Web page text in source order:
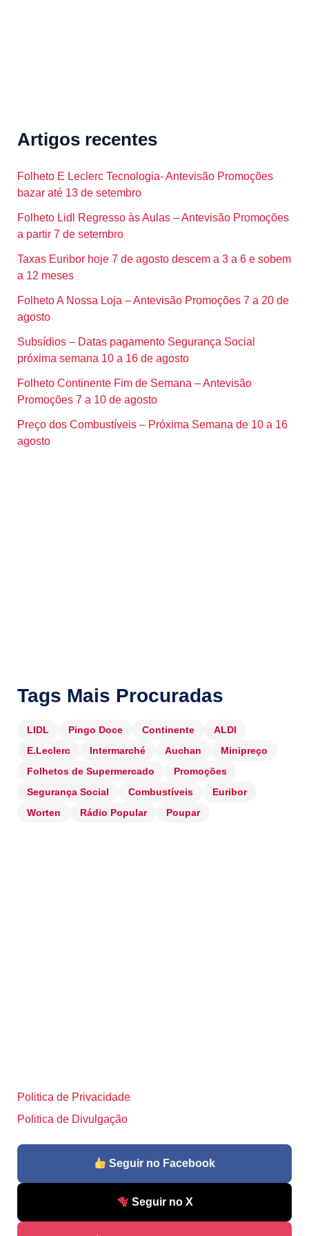
Artigos recentes
Folheto E Leclerc Tecnologia- Antevisão Promoções
bazar até 13 de setembro
Folheto Lidl Regresso às Aulas – Antevisão Promoções
a partir 7 de setembro
Taxas Euribor hoje 7 de agosto descem a 3 a 6 e sobem
a 12 meses
Folheto A Nossa Loja – Antevisão Promoções 7 a 20 de
agosto
Subsídios – Datas pagamento Segurança Social
próxima semana 10 a 16 de agosto
Folheto Continente Fim de Semana – Antevisão
Promoções 7 a 10 de agosto
Preço dos Combustíveis – Próxima Semana de 10 a 16
agosto
Tags Mais Procuradas
LIDL Pingo Doce Continente
ALDI
E.Leclerc
Intermarché Auchan
Minipreço
Folhetos de Supermercado
Promoções
Segurança Social
Combustíveis
Euribor
Worten
Rádio Popular Poupar
Politica de Privacidade
Politica de Divulgação
Seguir no Facebook
Seguir no X